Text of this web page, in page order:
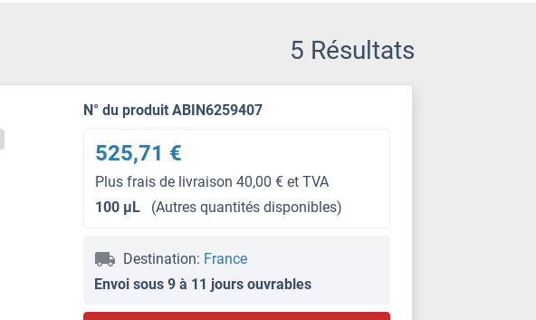
5 Résultats
N° du produit ABIN6259407
525,71 €
Plus frais de livraison 40,00 € et TVA
100 μL
(Autres quantités disponibles)
Destination: France
Envoi sous 9 à 11 jours ouvrables